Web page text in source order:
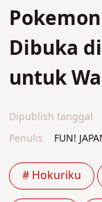
Dibuka
untuk
Dipublish tanggal
Penulis
FUN!
# Hokuriku